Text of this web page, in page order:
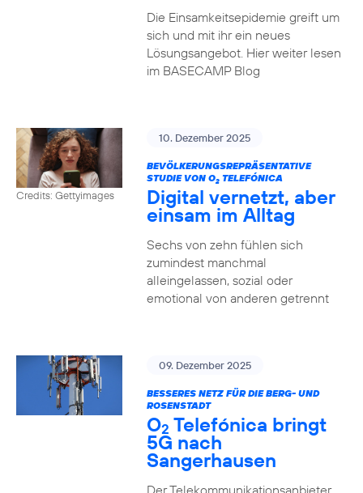
Die Einsamkeitsepidemie greift um
sich und mit ihr ein neues
Lösungsangebot. Hier weiter lesen
im BASECAMP Blog
Credits: Gettyimages
10. Dezember 2025
BEVÖLKERUNGSREPRÄSENTATIVE
STUDIE VON O2TELEFÓNICA
Digital vernetzt, aber
einsam im Alltag
Sechs von zehn fühlen sich
zumindest manchmal
alleingelassen, sozial oder
emotional von anderen getrennt
09. Dezember 2025
BESSERES NETZ FÜR DIE BERG- UND
ROSENSTADT
O2 Telefónica bringt
5G nach
Sangerhausen
Der Telekommunikationsanbieter